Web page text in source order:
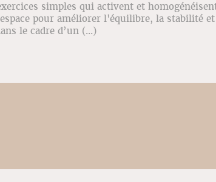
simples qui activent et
pour améliorer l'équilibre, la stabilité et
le cadre d’un (...)